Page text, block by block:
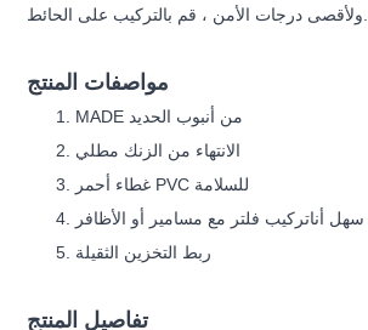
ولأقصى درجات الأمن ، قم بالتركيب على الحائط.
مواصفات المنتج
M
ADE من أنبوب الحديد
الانتهاء من الزنك مطلي
غطاء أحمر PVC للسلامة
سهل أناتركيب فلتر مع مسامير أو الأظافر
ربط التخزين الثقيلة
تفاصيل المنتج